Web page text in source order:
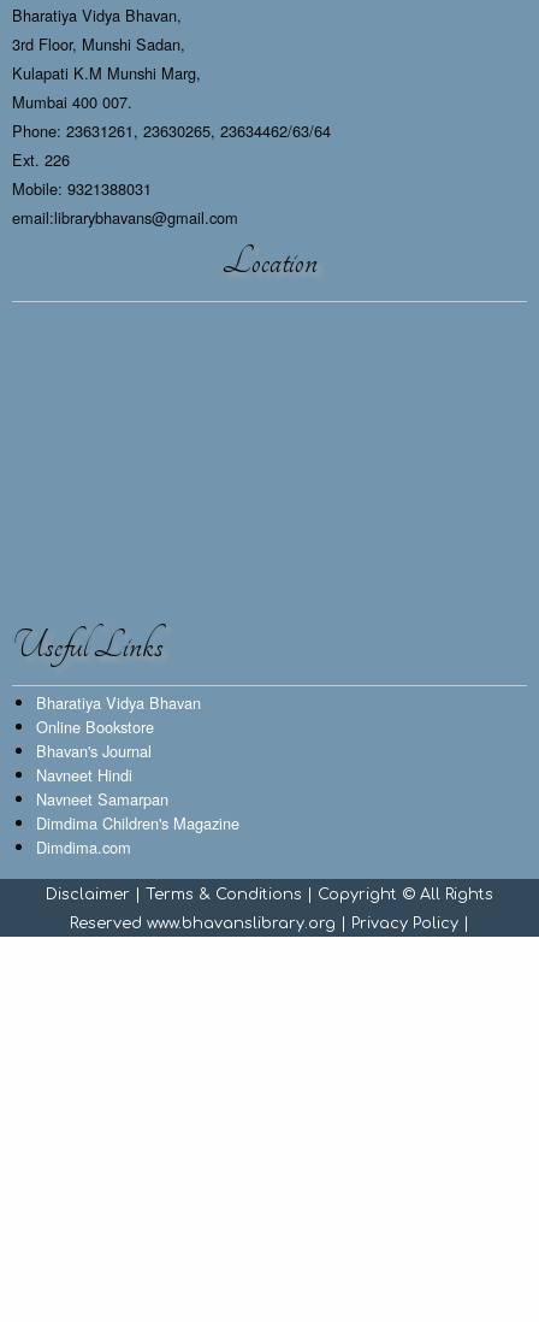
Bharatiya Vidya Bhavan,
3rd Floor, Munshi Sadan,
Kulapati K.M Munshi Marg,
Mumbai 400 007.
Phone: 23631261, 23630265, 23634462/63/64
Ext. 226
Mobile: 9321388031
email:librarybhavans@gmail.com
Location
Useful Links
Bharatiya Vidya Bhavan
Online Bookstore
Bhavan's Journal
Navneet Hindi
Navneet Samarpan
Dimdima Children's Magazine
Dimdima.com
Disclaimer Terms & Conditions | Copyright © All Rights
Reserved www.bhavanslibrary.org | Privacy Policy